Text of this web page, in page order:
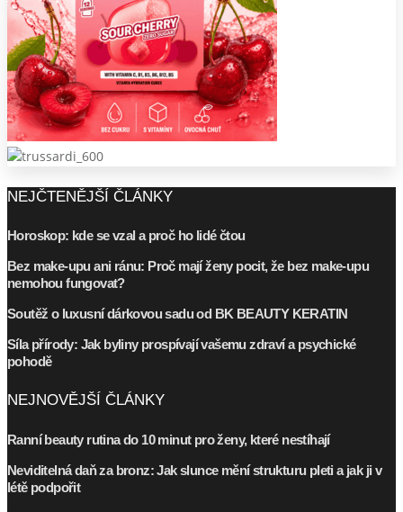
NEJČTENĚJŠÍ ČLÁNKY
Horoskop: kde se vzal a proč ho lidé čtou
Bez make-upu ani ránu: Proč mají ženy pocit, že bez make-upu
nemohou fungovat?
Soutěž o luxusní dárkovou sadu od BK BEAUTY KERATIN
Síla přírody: Jak byliny prospívají vašemu zdraví a psychické
pohodě
NEJNOVĚJŠÍ ČLÁNKY
Ranní beauty rutina do 10 minut pro ženy, které nestíhají
Neviditelná daň za bronz: Jak slunce mění strukturu pleti a jak ji v
létě podpořit